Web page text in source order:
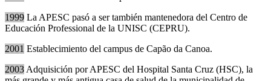
1999 La APESC pasó a ser también mantenedora del Centro de
Educación Professional de la UNISC (CEPRU).
2001 Establecimiento del campus de Capão da Canoa.
2003 Adquisición por APESC del Hospital Santa Cruz (HSC), la